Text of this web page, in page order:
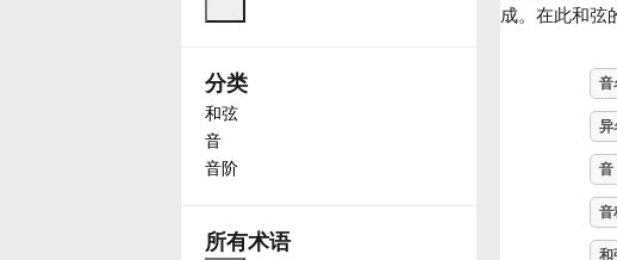
Deutsch
Español
分类
和弦
音
音阶
所有术语
成。在此和弦
音
异
音
音
和